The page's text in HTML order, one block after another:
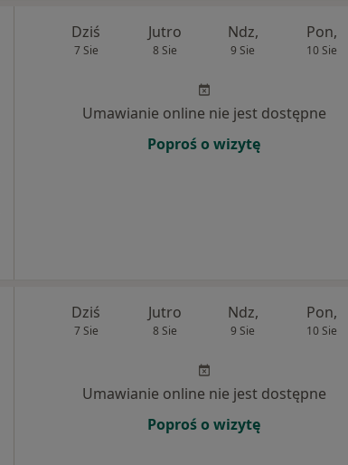
Dziś
7 Sie
Jutro
8 Sie
Ndz,
9 Sie
Pon,
10 Sie
Umawianie online nie jest dostępne
Poproś o wizytę
Dziś
7 Sie
Jutro
8 Sie
Ndz,
9 Sie
Pon,
10 Sie
Umawianie online nie jest dostępne
Poproś o wizytę